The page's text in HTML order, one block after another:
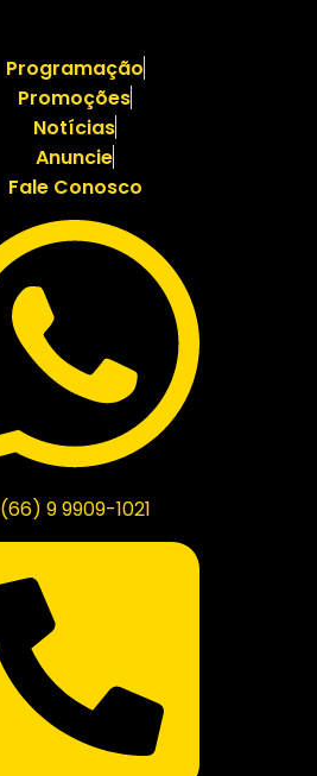
Programação
Promoções
Notícias
Anuncie
Fale Conosco
(66) 9 9909-1021